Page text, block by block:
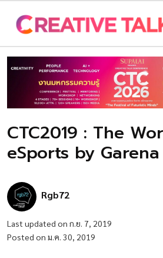
CTC2019 : The
eSports by Garena
Rgb72
Last updated on ก.ย. 7, 2019
Posted on ม.ค. 30, 2019